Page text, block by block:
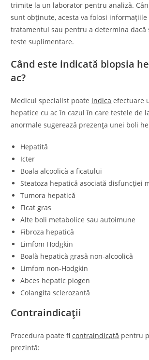
trimite la un laborator pentru analiză.
sunt obținute, acesta va folosi
tratamentul sau pentru a determina dacă
teste suplimentare.
Când este indicată biopsia
ac?
Medicul specialist poate indica efectuare
hepatice cu ac în cazul în care testele de
anormale sugerează prezența unei boli
Hepatită
Icter
Boala alcoolică a ficatului
Steatoza hepatică asociată disfuncției
Tumora hepatică
Ficat gras
Alte boli metabolice sau autoimune
Fibroza hepatică
Limfom Hodgkin
Boală hepatică grasă non-alcoolică
Limfom non-Hodgkin
Abces hepatic piogen
Colangita sclerozantă
Contraindicații
Procedura poate ficontraindicată pentru
prezintă: